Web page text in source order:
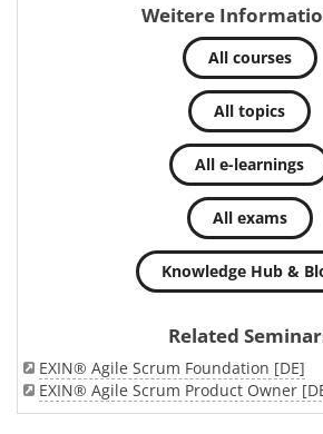
Weitere
All courses
All topics
All e-learnings
All exams
Knowledge Hub &
Related
EXIN® Agile Scrum Foundation [DE]
EXIN® Agile Scrum Product Owner